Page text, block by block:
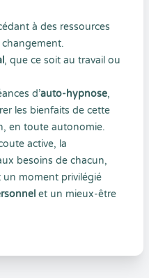
à des ressources
, que ce soit au travail ou
d’auto-hypnose,
les bienfaits de cette
en toute autonomie.
active, la
besoins de chacun,
un moment privilégié
et un mieux-être